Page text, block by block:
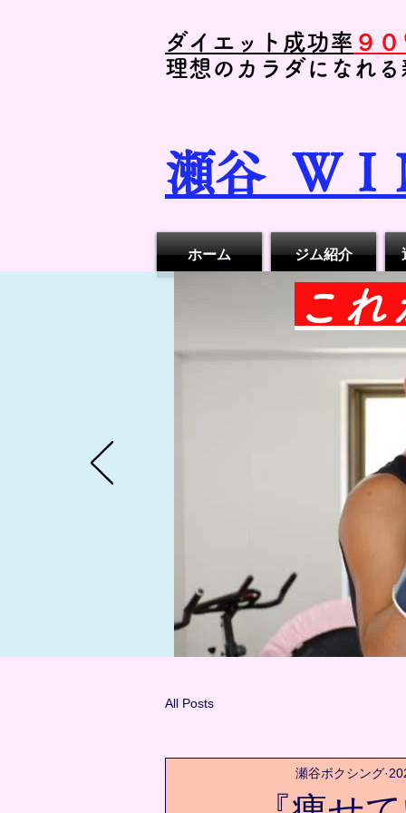
ダイエット成功率 ９
理想のカラダになれ
瀬谷 ＷＩ
ホーム ジム紹介
こ
All Posts
瀬谷ボクシング